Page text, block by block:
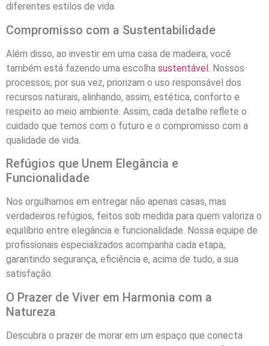
diferentes estilos de vida.
Compromisso com a Sustentabilidade
Além disso, ao investir em uma casa de madeira, você
também está fazendo uma escolha sustentável . Nossos
processos, por sua vez, priorizam o uso responsável dos
recursos naturais, alinhando, assim, estética, conforto e
respeito ao meio ambiente. Assim, cada detalhe reflete o
cuidado que temos com o futuro e o compromisso com a
qualidade de vida.
Refúgios que Unem Elegância e
Funcionalidade
Nos orgulhamos em entregar não apenas casas, mas
verdadeiros refúgios, feitos sob medida para quem valoriza o
equilíbrio entre elegância e funcionalidade. Nossa equipe de
profissionais especializados acompanha cada etapa,
garantindo segurança, eficiência e, acima de tudo, a sua
satisfação.
O Prazer de Viver em Harmonia com a
Natureza
Descubra o prazer de morar em um espaço que conecta